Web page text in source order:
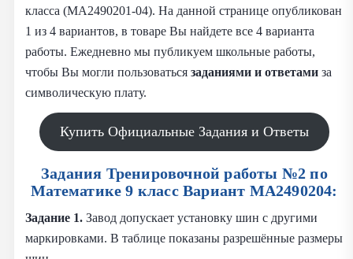
класса (МА2490201-04). На данной странице опубликован
1 из 4 вариантов, в товаре Вы найдете все 4 варианта
работы. Ежедневно мы публикуем школьные работы,
чтобы Вы могли пользоваться заданиями и ответами за
символическую плату.
Купить Официальные Задания и Ответы
Задания Тренировочной работы №2 по
Математике 9 класс Вариант МА2490204:
Задание 1. Завод допускает установку шин с другими
маркировками. В таблице показаны разрешённые размеры